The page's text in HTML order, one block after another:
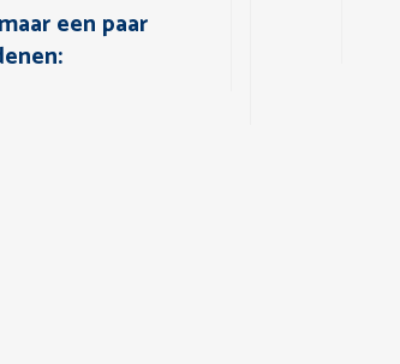
een paar